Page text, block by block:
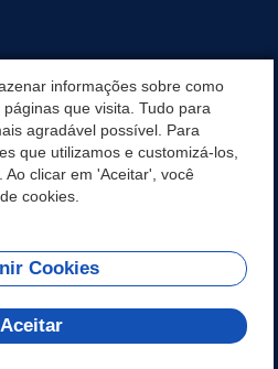
informações sobre como
que visita. Tudo para
agradável possível. Para
que utilizamos e customizá-los,
clicar em 'Aceitar', você
cookies.
Cookies
Aceitar